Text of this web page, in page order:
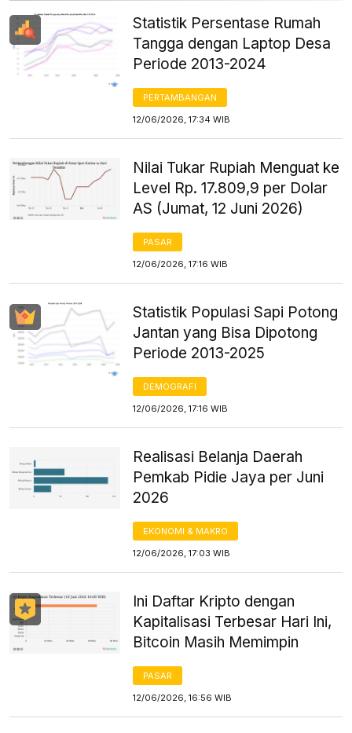
Statistik Persentase Rumah
Tangga dengan Laptop Desa
Periode 2013-2024
PERTAMBANGAN
12/06/2026, 17:34 WIB
Nilai Tukar Rupiah Menguat ke
Level Rp. 17.809,9 per Dolar
AS (Jumat, 12 Juni 2026)
PASAR
12/06/2026, 17:16 WIB
Statistik Populasi Sapi Potong
Jantan yang Bisa Dipotong
Periode 2013-2025
DEMOGRAFI
12/06/2026, 17:16 WIB
Realisasi Belanja Daerah
Pemkab Pidie Jaya per Juni
2026
EKONOMI & MAKRO
12/06/2026, 17:03 WIB
Ini Daftar Kripto dengan
Kapitalisasi Terbesar Hari Ini,
Bitcoin Masih Memimpin
PASAR
12/06/2026, 16:56 WIB